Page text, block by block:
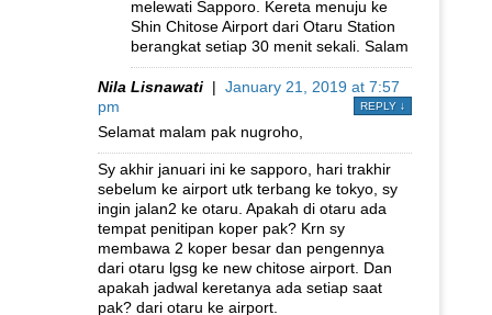
melewati Sapporo. Kereta menuju ke
Shin Chitose Airport dari Otaru Station
berangkat setiap 30 menit sekali. Salam
Nila Lisnawati | January 21, 2019 at 7:57
pm
REPLY ↓
Selamat malam pak nugroho,
Sy akhir januari ini ke sapporo, hari trakhir
sebelum ke airport utk terbang ke tokyo, sy
ingin jalan2 ke otaru. Apakah di otaru ada
tempat penitipan koper pak? Krn sy
membawa 2 koper besar dan pengennya
dari otaru lgsg ke new chitose airport. Dan
apakah jadwal keretanya ada setiap saat
pak? dari otaru ke airport.